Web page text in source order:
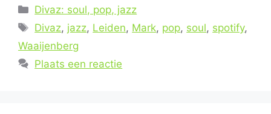
Categorieën
Divaz: soul, pop, jazz
Tags
Divaz, jazz, Leiden, Mark, pop, soul, spotify,
Waaijenberg
Plaats een reactie